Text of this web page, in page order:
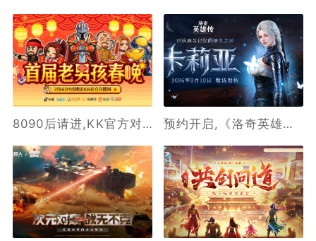
8090后请进,KK官方对战平台邀请全国2.3亿老男孩一起看春晚 预约开启,《洛奇英雄传》新角色卡莉亚2月10日正式登场